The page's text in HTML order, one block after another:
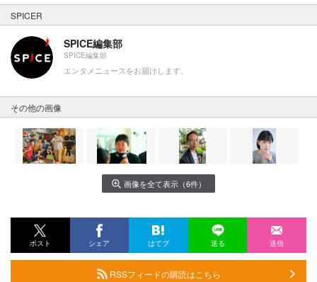
SPICER
SPICE編集部
SPICE編集部
エンタメニュースをお届けします。
その他の画像
画像を全て表示（6件）
ポスト シェア はてブ 送る 送信
RSSフィードの購読はこちら